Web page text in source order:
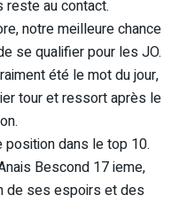
au contact.
notre meilleure chance
se qualifier pour les JO.
été le mot du jour,
tour et ressort après le
position dans le top 10.
Bescond 17 ieme,
de ses espoirs et des